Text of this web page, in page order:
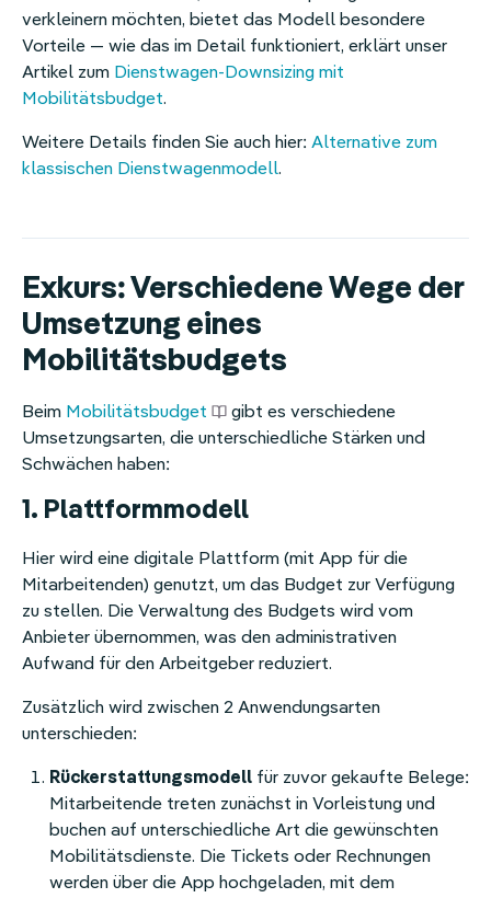
verkleinern möchten, bietet das Modell besondere
Vorteile — wie das im Detail funktioniert, erklärt unser
Artikel zum Dienstwagen-Downsizing mit
Mobilitätsbudget.
Weitere Details finden Sie auch hier: Alternative zum
klassischen Dienstwagenmodell.
Exkurs: Verschiedene Wege der
Umsetzung eines
Mobilitätsbudgets
Beim Mobilitätsbudget
gibt es verschiedene
Umsetzungsarten, die unterschiedliche Stärken und
Schwächen haben:
1. Plattformmodell
Hier wird eine digitale Plattform (mit App für die
Mitarbeitenden) genutzt, um das Budget zur Verfügung
zu stellen. Die Verwaltung des Budgets wird vom
Anbieter übernommen, was den administrativen
Aufwand für den Arbeitgeber reduziert.
Zusätzlich wird zwischen 2 Anwendungsarten
unterschieden:
Rückerstattungsmodell für zuvor gekaufte Belege:
Mitarbeitende treten zunächst in Vorleistung und
buchen auf unterschiedliche Art die gewünschten
Mobilitätsdienste. Die Tickets oder Rechnungen
werden über die App hochgeladen, mit dem